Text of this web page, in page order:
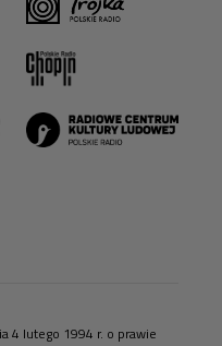
4 lutego 1994 r. o prawie